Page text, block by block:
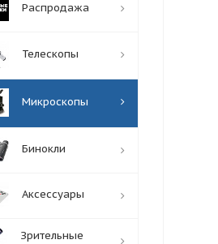
Распродажа
Телескопы
Микроскопы
Бинокли
Аксессуары
Зрительные